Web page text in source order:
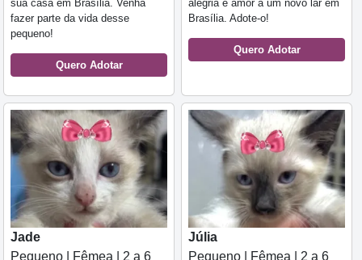
sua casa em Brasília. Venha
fazer parte da vida desse
pequeno!
Quero Adotar
alegria e amor a um novo lar em
Brasília. Adote-o!
Quero Adotar
Jade
Pequeno | Fêmea | 2 a 6
Júlia
Pequeno | Fêmea | 2 a 6